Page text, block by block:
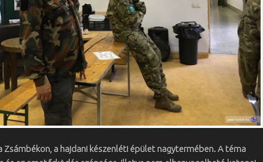
Zsámbékon, a hajdani készenléti épület nagytermében. A téma